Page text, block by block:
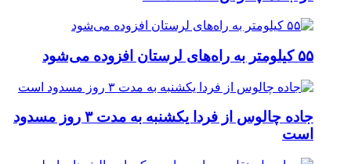
۵۵ کیلومتر به راه‌های لرستان افزوده می‌شود
جاده چالوس از فردا یکشنبه به مدت ۳ روز مسدود
است